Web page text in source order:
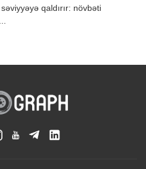
qaldırır: növbəti